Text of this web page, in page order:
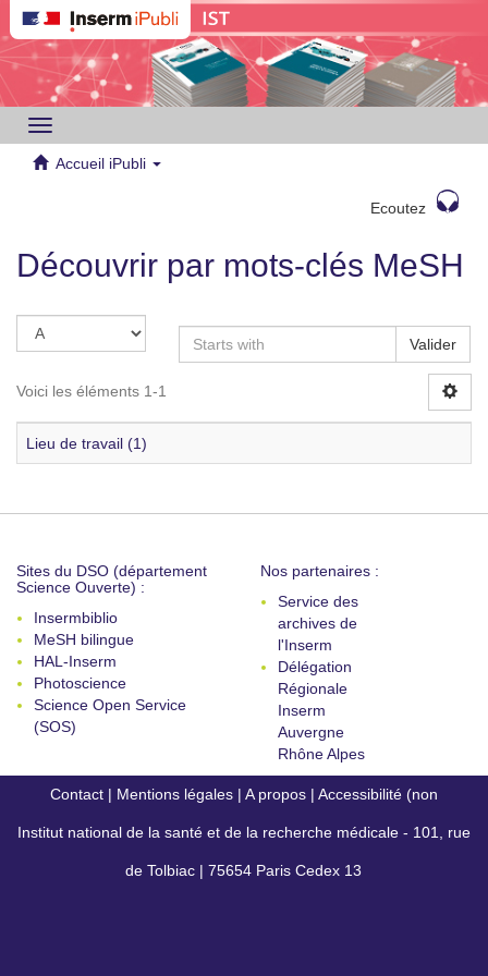
Toggle
navigation
Accueil iPubli
Ecoutez
Découvrir par mots-clés MeSH
Valider
Voici les éléments 1-1
Lieu de travail (1)
Sites du DSO (département
Science Ouverte) :
Insermbiblio
MeSH bilingue
HAL-Inserm
Photoscience
Science Open Service
(SOS)
Nos partenaires :
Service des
archives de
l'Inserm
Délégation
Régionale
Inserm
Auvergne
Rhône Alpes
Contact | Mentions légales | A propos | Accessibilité (non
conforme)
Institut national de la santé et de la recherche médicale - 101, rue
de Tolbiac | 75654 Paris Cedex 13